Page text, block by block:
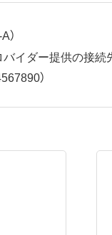
イダー提供の接
）